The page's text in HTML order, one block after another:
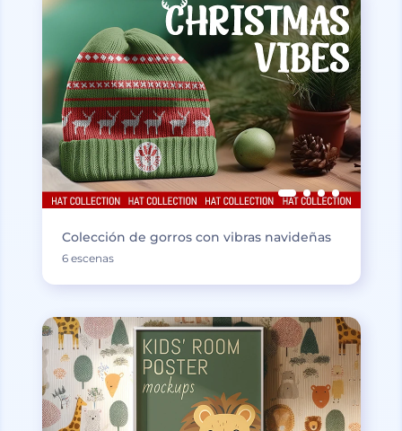
Colección de gorros con vibras navideñas
6 escenas